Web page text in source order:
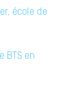
école de
BTS en